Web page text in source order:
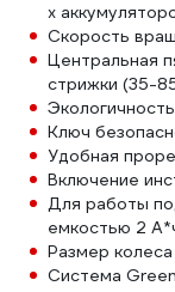
х
Скорость
Центральная
стрижки (35-
Экологичность
Ключ
Удобная
Включение
Для работы
емкостью 2
Размер
Система